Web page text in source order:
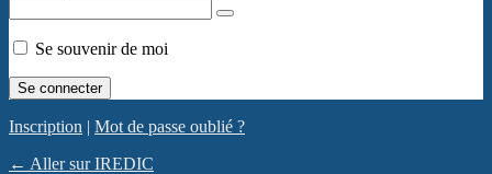
Se souvenir de moi
Inscription | Mot de passe oublié ?
← Aller sur IREDIC